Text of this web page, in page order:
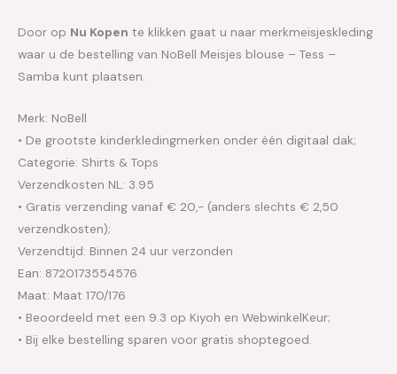
Door op Nu Kopen te klikken gaat u naar merkmeisjeskleding
waar u de bestelling van NoBell Meisjes blouse – Tess –
Samba kunt plaatsen.
Merk: NoBell
• De grootste kinderkledingmerken onder één digitaal dak;
Categorie: Shirts & Tops
Verzendkosten NL: 3.95
• Gratis verzending vanaf € 20,- (anders slechts € 2,50
verzendkosten);
Verzendtijd: Binnen 24 uur verzonden
Ean: 8720173554576
Maat: Maat 170/176
• Beoordeeld met een 9.3 op Kiyoh en WebwinkelKeur;
• Bij elke bestelling sparen voor gratis shoptegoed.